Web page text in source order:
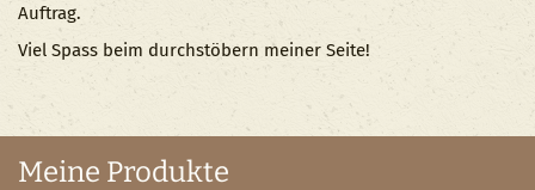
Auftrag.
Viel Spass beim durchstöbern meiner Seite!
Meine Produkte